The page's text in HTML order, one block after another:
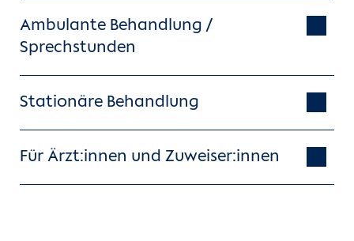
Ambulante Behandlung /
Sprechstunden
Stationäre Behandlung
Für Ärzt:innen und Zuweiser:innen